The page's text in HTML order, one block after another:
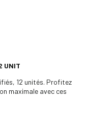
UNIT
12 unités. Profitez
maximale avec ces